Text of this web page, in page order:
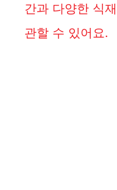
간과 다양한 식
관할 수 있어요.